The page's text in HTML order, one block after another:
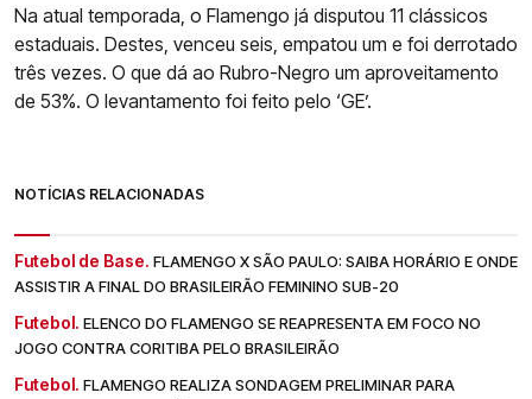
Na atual temporada, o Flamengo já disputou 11 clássicos
estaduais. Destes, venceu seis, empatou um e foi derrotado
três vezes. O que dá ao Rubro-Negro um aproveitamento
de 53%. O levantamento foi feito pelo ‘GE’.
NOTÍCIAS RELACIONADAS
Futebol de Base. FLAMENGO X SÃO PAULO: SAIBA HORÁRIO E ONDE
ASSISTIR A FINAL DO BRASILEIRÃO FEMININO SUB-20
Futebol. ELENCO DO FLAMENGO SE REAPRESENTA EM FOCO NO
JOGO CONTRA CORITIBA PELO BRASILEIRÃO
Futebol. FLAMENGO REALIZA SONDAGEM PRELIMINAR PARA